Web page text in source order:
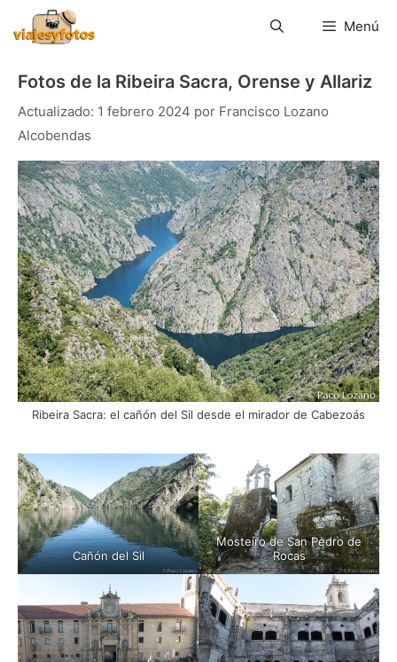
contenido
Menú
Fotos de la Ribeira Sacra, Orense y Allariz
1 febrero 2024 por Francisco Lozano
Alcobendas
Ribeira Sacra: el cañón del Sil desde el mirador de Cabezoás
Cañón del Sil
Mosteiro de San Pedro de
Rocas